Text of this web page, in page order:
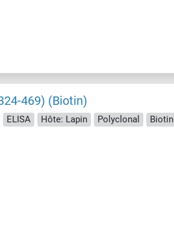
469) (Biotin)
ELISA Hôte: Lapin Polyclonal Biotin